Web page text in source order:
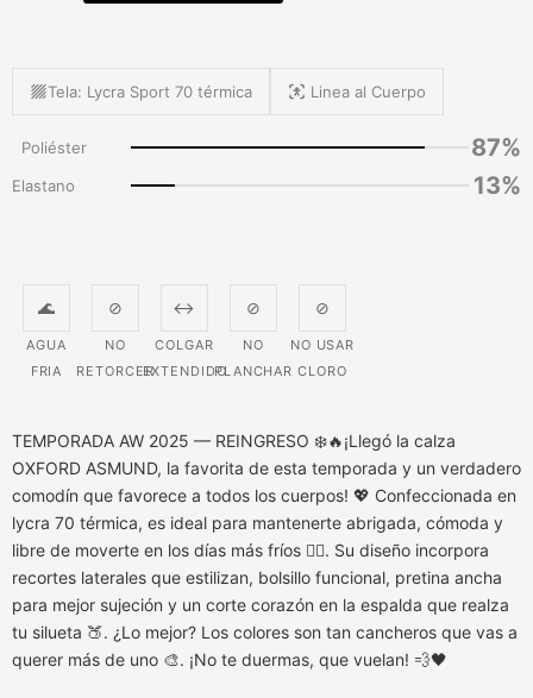
Tela: Lycra Sport 70 térmica Linea al Cuerpo
Poliéster 87%
Elastano 13%
🌊
AGUA
FRIA
⊘
NO
RETORCER
↔
COLGAR
EXTENDIDO
⊘
NO
PLANCHAR
⊘
NO USAR
CLORO
TEMPORADA AW 2025 — REINGRESO ❄️🔥¡Llegó la calza
OXFORD ASMUND, la favorita de esta temporada y un verdadero
comodín que favorece a todos los cuerpos! 💖 Confeccionada en
lycra 70 térmica, es ideal para mantenerte abrigada, cómoda y
libre de moverte en los días más fríos 🧘‍♀️. Su diseño incorpora
recortes laterales que estilizan, bolsillo funcional, pretina ancha
para mejor sujeción y un corte corazón en la espalda que realza
tu silueta 🍑. ¿Lo mejor? Los colores son tan cancheros que vas a
querer más de uno 🎨. ¡No te duermas, que vuelan! 💨🖤